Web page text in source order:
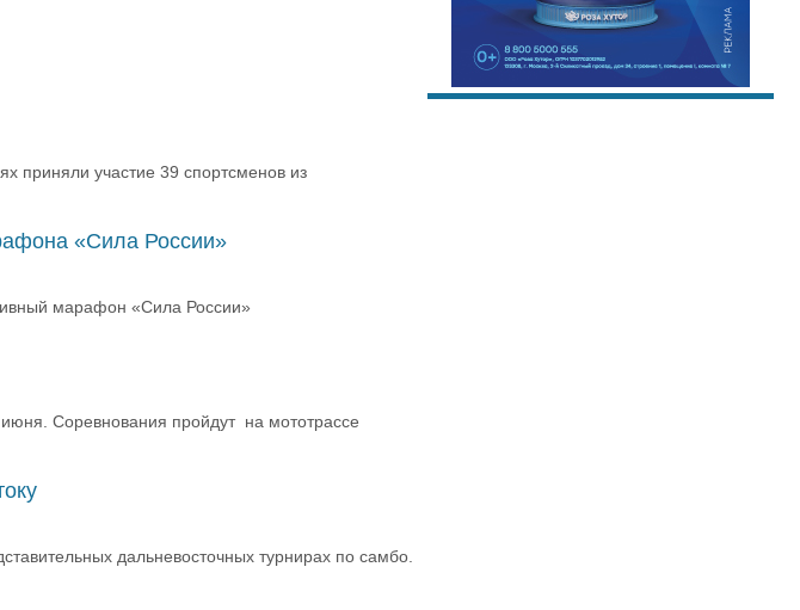
приняли участие 39 спортсменов из
«Сила России»
марафон «Сила России»
Соревнования пройдут на мототрассе
дальневосточных турнирах по самбо.